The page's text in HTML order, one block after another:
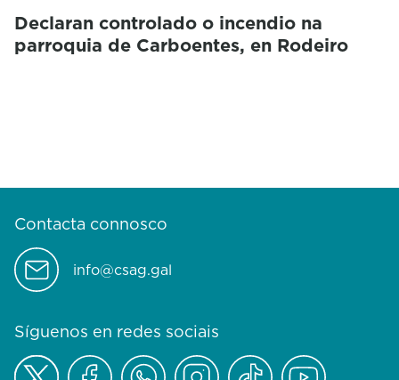
Declaran controlado o incendio na
parroquia de Carboentes, en Rodeiro
Contacta connosco
info@csag.gal
Síguenos en redes sociais